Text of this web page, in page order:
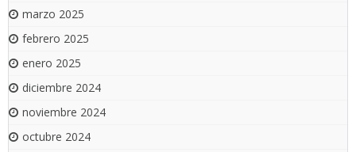
marzo 2025
febrero 2025
enero 2025
diciembre 2024
noviembre 2024
octubre 2024